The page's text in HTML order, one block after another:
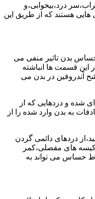
درد،بیخوابی،و
هایی هستند که از طریق این
بدن تاثیر منفی می
این قسمت ها انباشته
آندروفین در بدن می
شده و دردهایی که از
به بدن وارد شده را از
دردهای دائمی گردن
کیسه های مفصلی،کمر
حساس می تواند به